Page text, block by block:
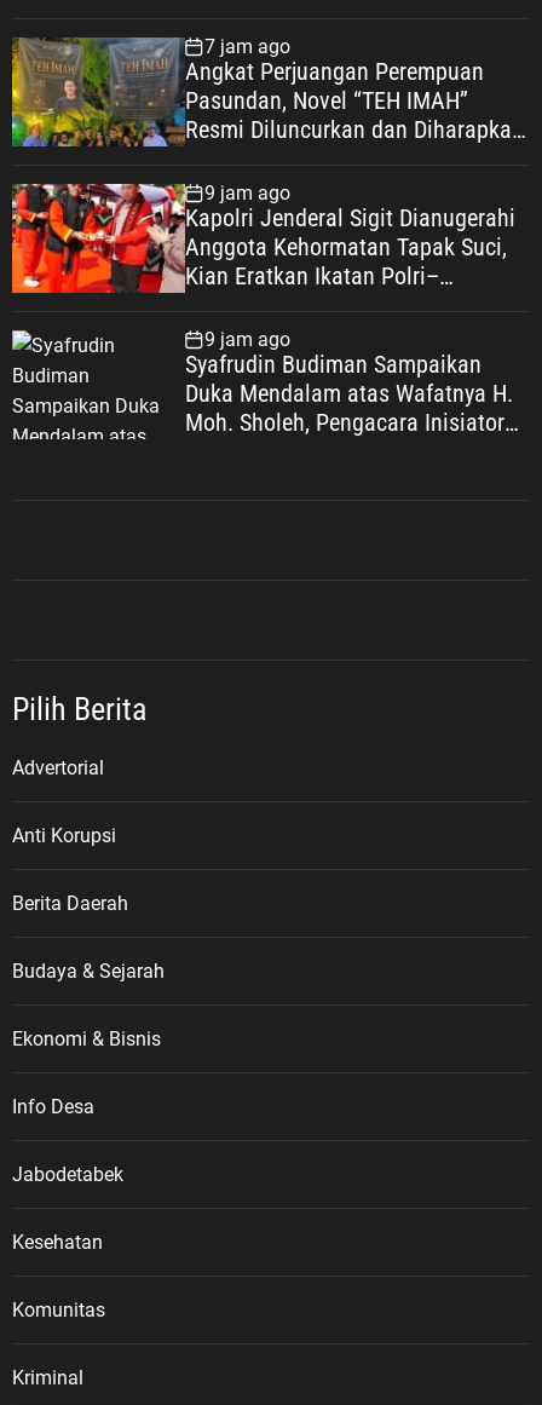
7 jam ago
Angkat Perjuangan Perempuan
Pasundan, Novel “TEH IMAH”
Resmi Diluncurkan dan Diharapkan
9 jam ago
Kapolri Jenderal Sigit Dianugerahi
Anggota Kehormatan Tapak Suci,
Kian Eratkan Ikatan Polri–
9 jam ago
Syafrudin Budiman Sampaikan
Duka Mendalam atas Wafatnya H.
Moh. Sholeh, Pengacara Inisiator
Pilih Berita
Advertorial
Anti Korupsi
Berita Daerah
Budaya & Sejarah
Ekonomi & Bisnis
Info Desa
Jabodetabek
Kesehatan
Komunitas
Kriminal